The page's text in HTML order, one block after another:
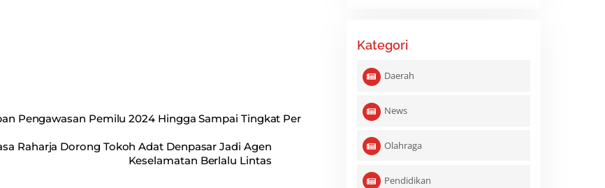
Pengawasan Pemilu 2024 Hingga Sampai Tingkat Per
Raharja Dorong Tokoh Adat Denpasar Jadi Agen
Keselamatan Berlalu Lintas
Kategori
Daerah
News
Olahraga
Pendidikan